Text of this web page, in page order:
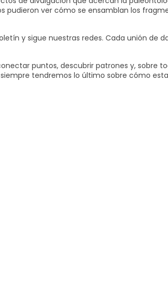
pudieron ver cómo se ensamblan los
y sigue nuestras redes. Cada unión de
puntos, descubrir patrones y, sobre
tendremos lo último sobre cómo